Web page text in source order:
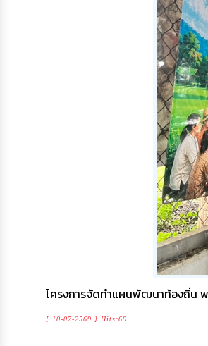
โครงการจัดทำแผนพัฒนาท้องถิ่น พ
[ 10-07-2569 ] Hits:69